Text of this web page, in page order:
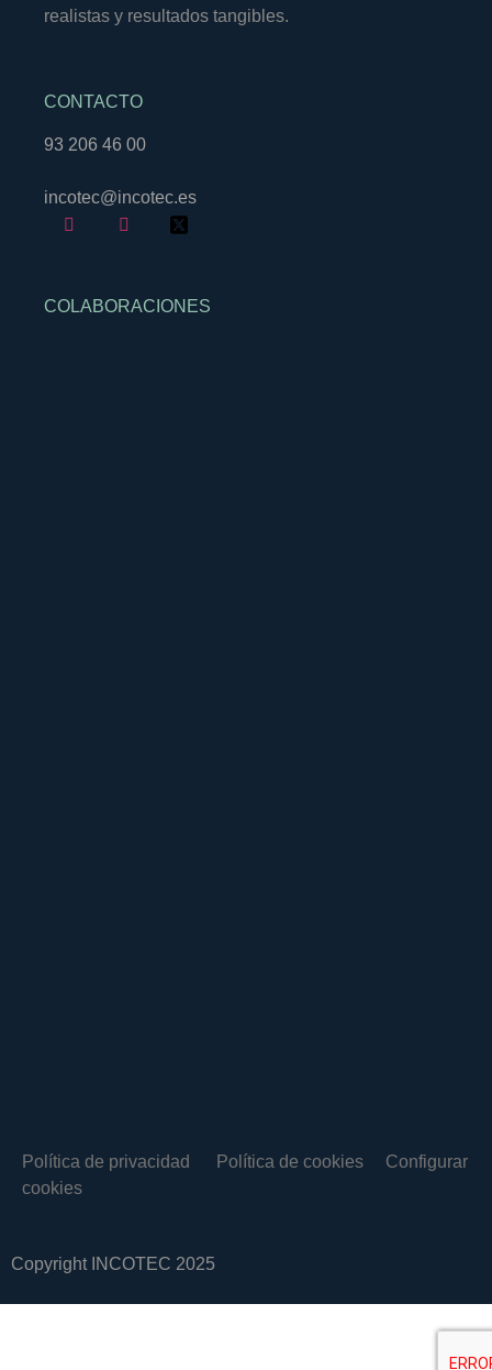
realistas y resultados tangibles.
CONTACTO
93 206 46 00
incotec@incotec.es
COLABORACIONES
Política de privacidad Política de cookies Configurar
cookies
Copyright INCOTEC 2025